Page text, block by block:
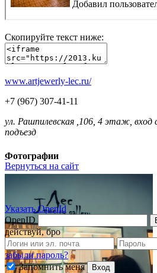
Вернуться на сайт
Указать OpenId
OpenID
действуй, бро
забыли пароль?
Запомнить меня
Вход
Скопируйте текст ниже:
www.artjewerly-lec.ru/
+7 (967) 307-41-11
ул. Рашпилевская ,106, 4 этаж, вход
подъезд
Фотографии